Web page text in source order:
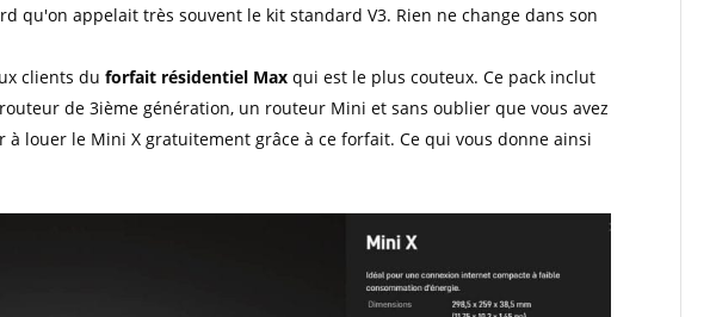
qu'on appelait très souvent le kit standard V3. Rien ne change dans son
clients duforfait résidentiel Max qui est le plus couteux. Ce pack inclut
de 3ième génération, un routeur Mini et sans oublier que vous avez
à louer le Mini X gratuitement grâce à ce forfait. Ce qui vous donne ainsi